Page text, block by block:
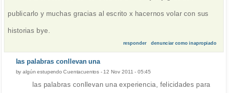
publicarlo y muchas gracias al escrito x hacernos volar con sus
historias bye.
responder denunciar como inapropiado
las palabras conllevan una
byalgún estupendo Cuentacuentos - 12 Nov 2011 - 05:45
las palabras conllevan una experiencia, felicidades para